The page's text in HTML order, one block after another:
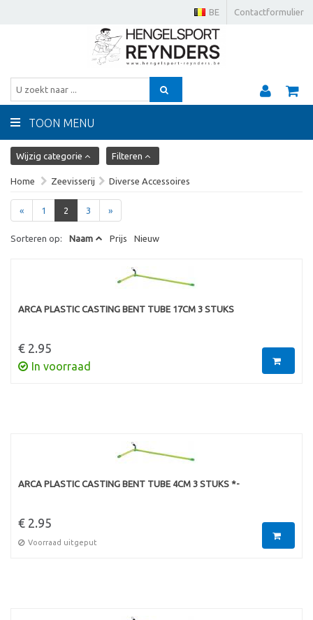
Contactformulier
BE
TOON MENU
Wijzig categorie Filteren
Home Zeevisserij Diverse Accessoires
« 1 2 3 »
Sorteren op: Naam Prijs Nieuw
ARCA PLASTIC CASTING BENT TUBE 17CM 3 STUKS
€ 2.95
In voorraad
ARCA PLASTIC CASTING BENT TUBE 4CM 3 STUKS *-
€ 2.95
Voorraad uitgeput